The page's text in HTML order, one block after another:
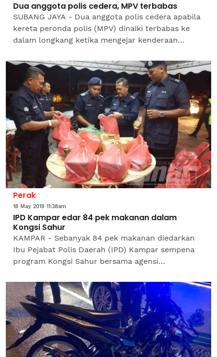
Dua anggota polis cedera, MPV terbabas
SUBANG JAYA - Dua anggota polis cedera apabila
kereta peronda polis (MPV) dinaiki terbabas ke
dalam longkang ketika mengejar kenderaan
sekatan jalan raya...
Perak
18 May 2019 11:38am
IPD Kampar edar 84 pek makanan dalam
Kongsi Sahur
KAMPAR - Sebanyak 84 pek makanan diedarkan
Ibu Pejabat Polis Daerah (IPD) Kampar sempena
program Kongsi Sahur bersama agensi
Daerah Kampar,...